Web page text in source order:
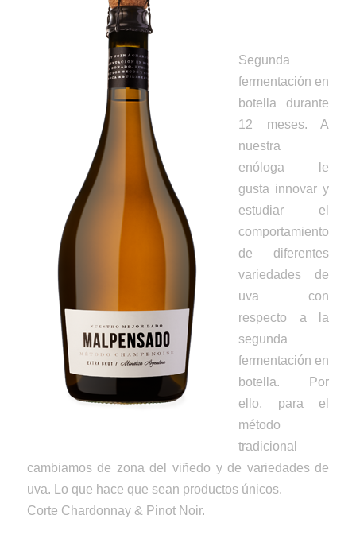
Segunda
fermentación en
botella durante
12 meses. A
nuestra
enóloga le
gusta innovar y
estudiar el
comportamiento
de diferentes
variedades de
uva con
respecto a la
segunda
fermentación en
botella. Por
ello, para el
método
tradicional
cambiamos de zona del viñedo y de variedades de
uva. Lo que hace que sean productos únicos.
Corte Chardonnay & Pinot Noir.